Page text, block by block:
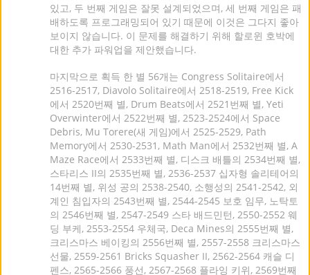
있고, 두 번째 게임은 잘못 설계되었으며, 세 번째 게임은 패
배하도록 프로그래밍되어 있기 때문에 이것은 그다지 좋아
보이지 않습니다. 이 문제를 해결하기 위해 할로윈 호박에
대한 추가 파워업을 제안했습니다.
마지막으로 획득 한 별 56개는 Congress Solitaire에서
2516-2517, Diavolo Solitaire에서 2518-2519, Free Kick
에서 2520번째 별, Drum Beats에서 2521번째 별, Yeti
Overwinter에서 2522번째 별, 2523-2524에서 Space
Debris, Mu Torere(새 게임)에서 2525-2529, Path
Memory에서 2530-2531, Math Man에서 2532번째 별, A
Maze Race에서 2533번째 별, 디스크 배틀의 2534번째 별,
스타리스 II의 2535번째 별, 2536-2537 십자형 솔리테어의
14번째 별, 위성 공의 2538-2540, 소행성의 2541-2542, 외
계인 침입자의 2543번째 별, 2544-2545 보호 임무, 노탁토
의 2546번째 별, 2547-2549 스타 배드민턴, 2550-2552 웨
딩 부케, 2553-2554 우체국, Deca Mines의 2555번째 별,
크리스마스 베이킹의 2556번째 별, 2557-2558 크리스마스
선물, 2559-2561 Bricks Squasher II, 2562-2564 캐슬 디
펜스, 2565-2566 풍선, 2567-2568 플라잉 키위, 2569번째